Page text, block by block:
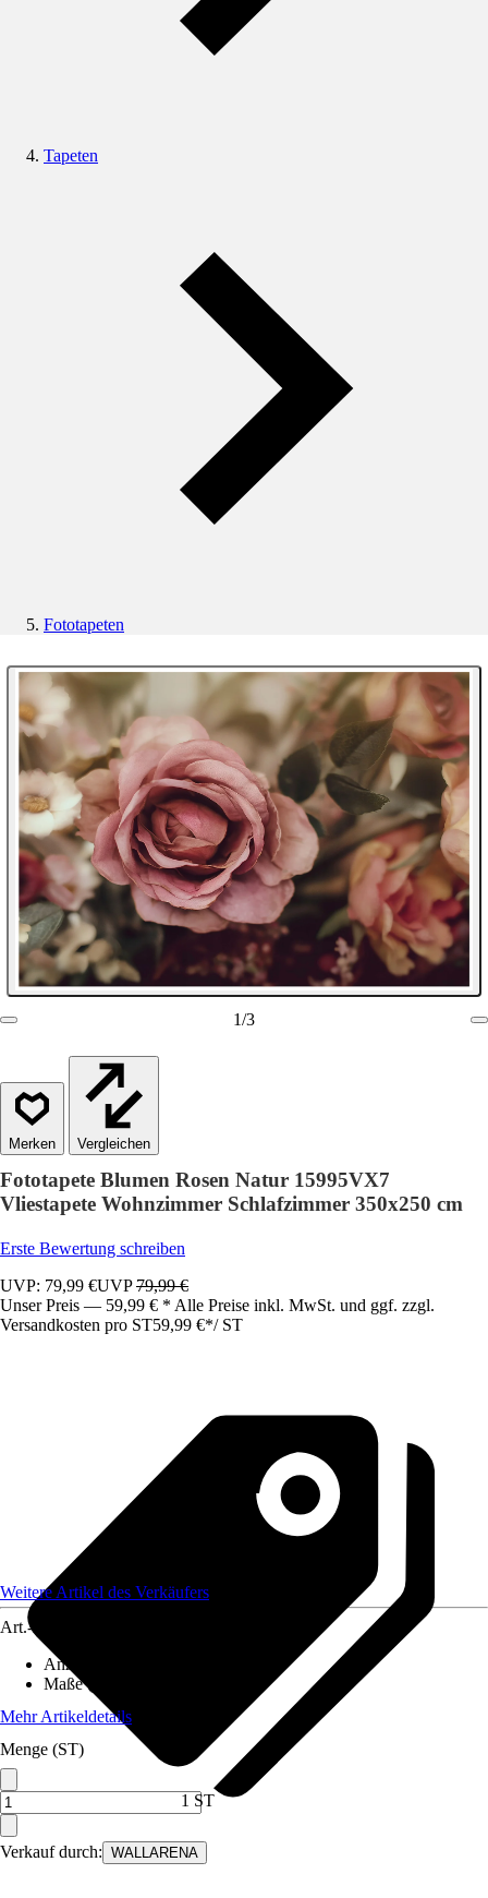
Tapeten
Fototapeten
1/3
Vergleichen
Fototapete Blumen Rosen Natur 15995VX7
Vliestapete Wohnzimmer Schlafzimmer 350x250 cm
Erste Bewertung schreiben
UVP: 79,99 €UVP79,99 €
Unser Preis — 59,99 € * Alle Preise inkl. MwSt. und ggf. zzgl.
Versandkosten pro ST59,99 €*/ ST
Verkauf durch: WALLARENA
Weitere Artikel des Verkäufers
Art.-Nr.
Anzahl der Teile
Maße (BxH)
Mehr Artikeldetails
Menge (ST)
1 ST